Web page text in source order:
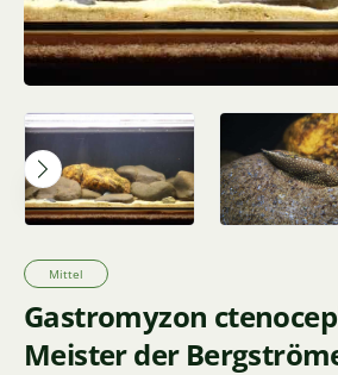
Gastromyzon
Meister der
Mittel